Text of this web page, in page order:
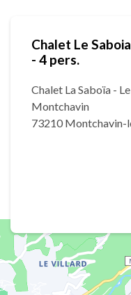
Chalet Le
- 4 pers.
Chalet La Saboïa -
Montchavin
73210 Montchavin-